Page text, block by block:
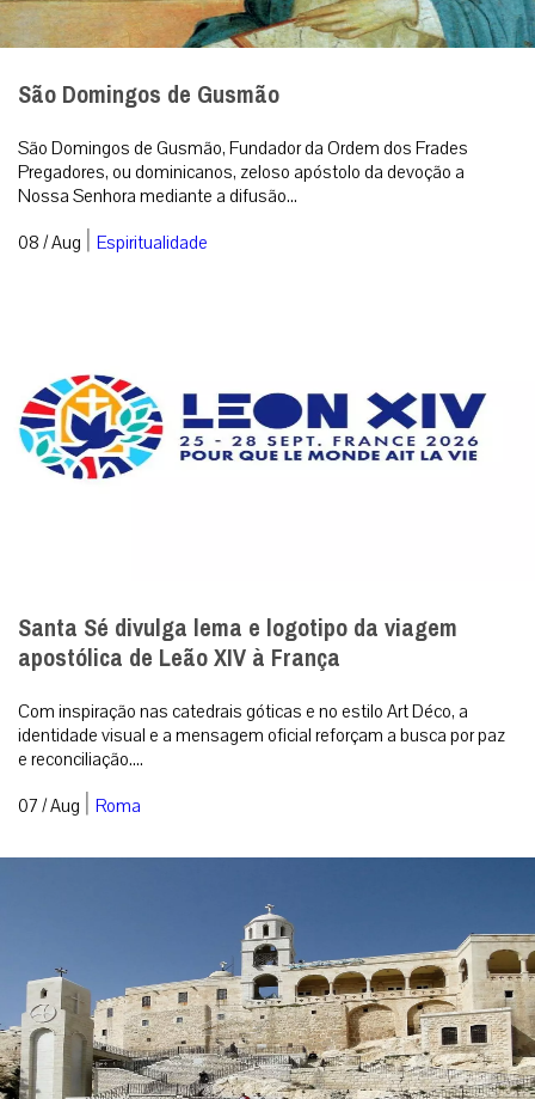
São Domingos de Gusmão
São Domingos de Gusmão, Fundador da Ordem dos Frades
Pregadores, ou dominicanos, zeloso apóstolo da devoção a
Nossa Senhora mediante a difusão...
08 / Aug | Espiritualidade
Santa Sé divulga lema e logotipo da viagem
apostólica de Leão XIV à França
Com inspiração nas catedrais góticas e no estilo Art Déco, a
identidade visual e a mensagem oficial reforçam a busca por paz
e reconciliação....
07 / Aug | Roma